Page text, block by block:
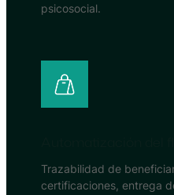
psicosocial.
Trazabilidad de
certificaciones, entrega